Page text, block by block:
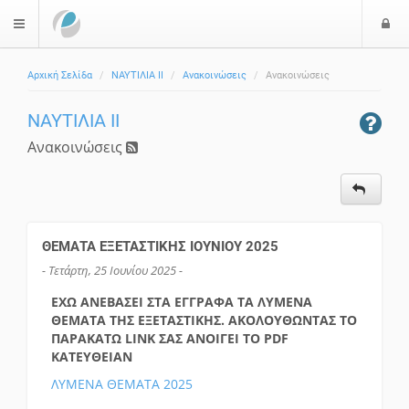
$langMenu
Αρχική Σελίδα ΝΑΥΤΙΛΙΑ ΙΙ Ανακοινώσεις Ανακοινώσεις
ΝΑΥΤΙΛΙΑ ΙΙ
Ανακοινώσεις
ΘΕΜΑΤΑ ΕΞΕΤΑΣΤΙΚΗΣ ΙΟΥΝΙΟΥ 2025
- Τετάρτη, 25 Ιουνίου 2025 -
ΕΧΩ ΑΝΕΒΑΣΕΙ ΣΤΑ ΕΓΓΡΑΦΑ ΤΑ ΛΥΜΕΝΑ
ΘΕΜΑΤΑ ΤΗΣ ΕΞΕΤΑΣΤΙΚΗΣ. ΑΚΟΛΟΥΘΩΝΤΑΣ ΤΟ
ΠΑΡΑΚΑΤΩ LINK ΣΑΣ ΑΝΟΙΓΕΙ ΤΟ PDF
ΚΑΤΕΥΘΕΙΑΝ
ΛΥΜΕΝΑ ΘΕΜΑΤΑ 2025